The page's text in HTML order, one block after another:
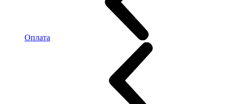
Оплата